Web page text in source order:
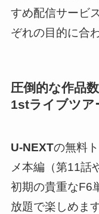
すめ配信サービ
ぞれの目的に合
圧倒的な作品
1stライブツア
U-NEXTの無料
メ本編（第11話
初期の貴重なF6
放題で楽しめま